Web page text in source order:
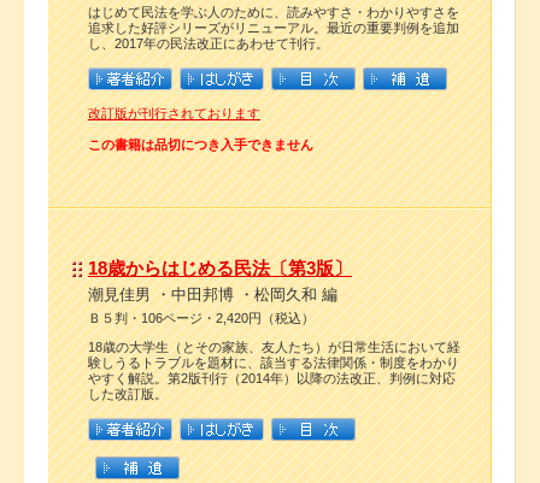
はじめて民法を学ぶ人のために、読みやすさ・わかりやすさを
追求した好評シリーズがリニューアル。最近の重要判例を追加
し、2017年の民法改正にあわせて刊行。
改訂版が刊行されております
この書籍は品切につき入手できません
18歳からはじめる民法〔第3版〕
潮見佳男 ・中田邦博 ・松岡久和 編
Ｂ５判・106ページ・2,420円（税込）
18歳の大学生（とその家族、友人たち）が日常生活において経
験しうるトラブルを題材に、該当する法律関係・制度をわかり
やすく解説。第2版刊行（2014年）以降の法改正、判例に対応
した改訂版。